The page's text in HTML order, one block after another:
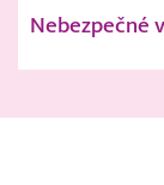
Nebezpečné